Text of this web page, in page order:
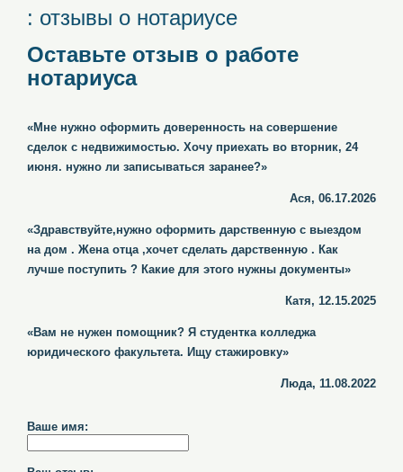
: отзывы о нотариусе
Оставьте отзыв о работе
нотариуса
«Мне нужно оформить доверенность на совершение
сделок с недвижимостью. Хочу приехать во вторник, 24
июня. нужно ли записываться заранее?»
Ася, 06.17.2026
«Здравствуйте,нужно оформить дарственную с выездом
на дом . Жена отца ,хочет сделать дарственную . Как
лучше поступить ? Какие для этого нужны документы»
Катя, 12.15.2025
«Вам не нужен помощник? Я студентка колледжа
юридического факультета. Ищу стажировку»
Люда, 11.08.2022
Ваше имя: